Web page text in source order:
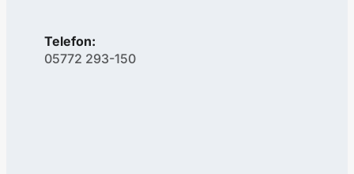
Telefon:
05772 293-150